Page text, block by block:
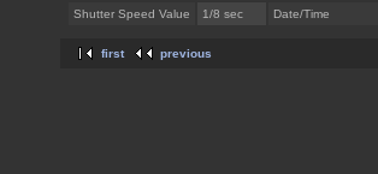
Shutter Speed Value
1/8 sec Date/Time
first previous